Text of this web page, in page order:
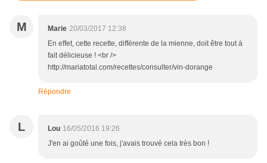
M Marie 20/03/2017 12:38
En effet, cette recette, différente de la mienne, doit être tout à
fait délicieuse ! <br />
http://mariatotal.com/recettes/consulter/vin-dorange
Répondre
L Lou 16/05/2016 19:26
J'en ai goûté une fois, j'avais trouvé cela très bon !